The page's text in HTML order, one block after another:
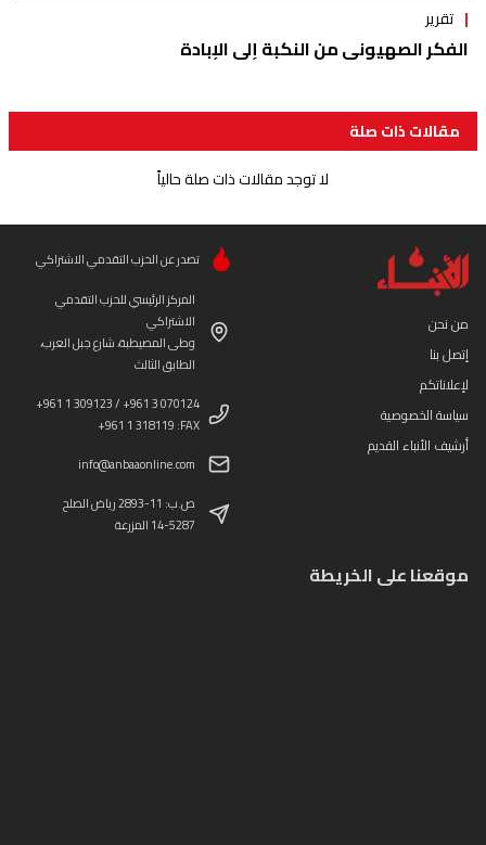
تقرير
الفكر الصهيوني من النكبة إلى الإبادة
مقالات ذات صلة
لا توجد مقالات ذات صلة حالياً
من نحن
إتصل بنا
لإعلاناتكم
سياسة الخصوصية
أرشيف الأنباء القديم
تصدر عن الحزب التقدمي الاشتراكي
المركز الرئيسي للحزب التقدمي
الاشتراكي
وطى المصيطبة، شارع جبل العرب،
الطابق الثالث
+961 1 309123 / +961 3 070124
+961 1 318119 :FAX
info@anbaaonline.com
ص.ب: 11-2893 رياض الصلح
14-5287 المزرعة
موقعنا على الخريطة